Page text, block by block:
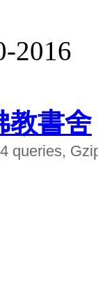
2016
教書舍
queries,